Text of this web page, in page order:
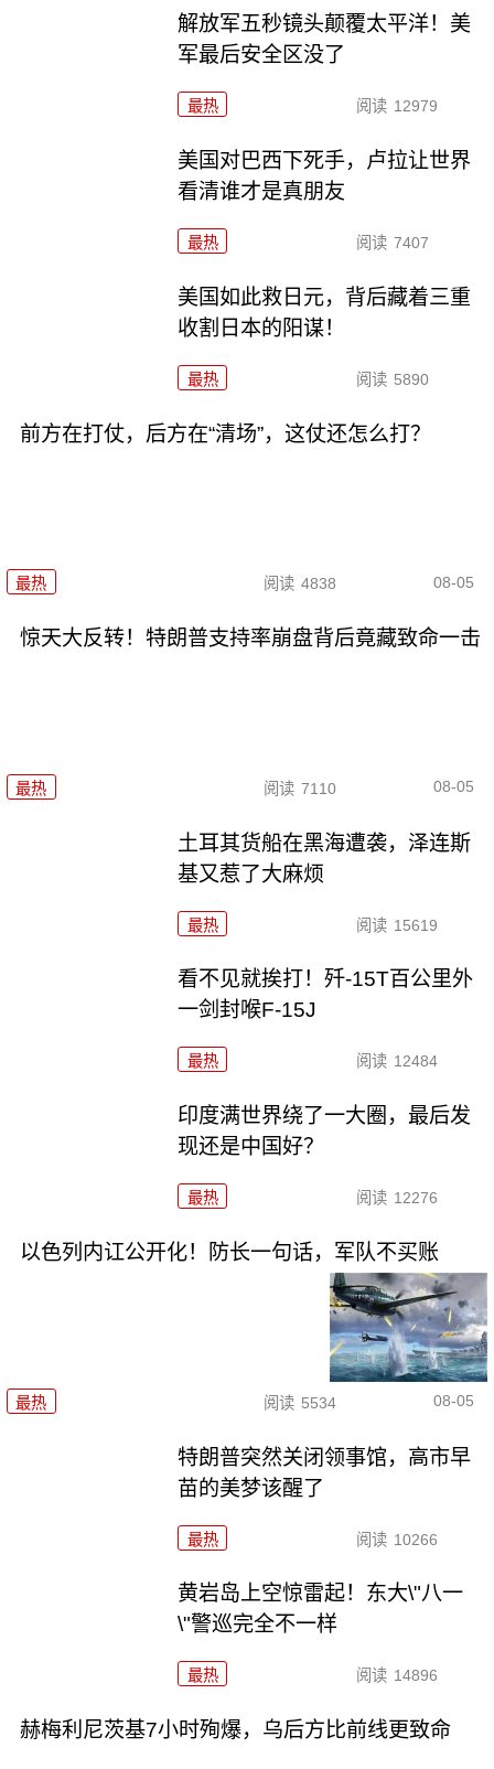
解放军五秒镜头颠覆太平洋！美
军最后安全区没了
最热 阅读 12979
美国对巴西下死手，卢拉让世界
看清谁才是真朋友
最热 阅读 7407
美国如此救日元，背后藏着三重
收割日本的阳谋！
最热 阅读 5890
前方在打仗，后方在“清场”，这仗还怎么打？
最热 阅读 4838 08-05
惊天大反转！特朗普支持率崩盘背后竟藏致命一击
最热 阅读 7110 08-05
土耳其货船在黑海遭袭，泽连斯
基又惹了大麻烦
最热 阅读 15619
看不见就挨打！歼-15T百公里外
一剑封喉F-15J
最热 阅读 12484
印度满世界绕了一大圈，最后发
现还是中国好？
最热 阅读 12276
以色列内讧公开化！防长一句话，军队不买账
最热 阅读 5534 08-05
特朗普突然关闭领事馆，高市早
苗的美梦该醒了
最热 阅读 10266
黄岩岛上空惊雷起！东大\"八一
\"警巡完全不一样
最热 阅读 14896
赫梅利尼茨基7小时殉爆，乌后方比前线更致命